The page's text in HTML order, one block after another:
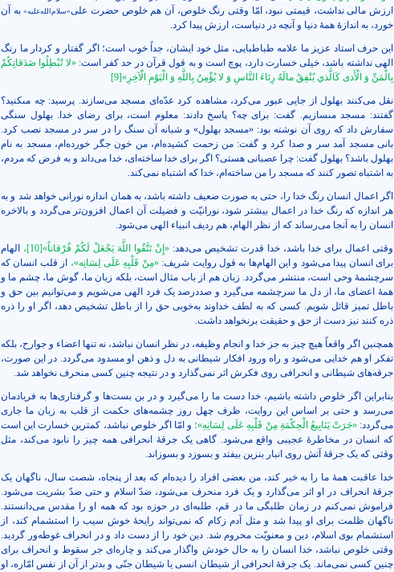
ارزش مالی نداشت، قیمتی نبود، امّا وقتی رنگ خلوص، آن هم خلوص حضرت علی«سلام‌الله‌علیه»به آن
‌خورد، به اندازۀ همۀ دنیا و آنچه در دنیاست، ارزش پیدا کرد.
این حرف استاد عزیز ما علامه طباطبایی، مثل خود ایشان، جداً خوب است؛ اگر گفتار و کردار ما رنگ
الهی نداشته باشد، خیلی خسارت دارد، پوچ است و به قول قرآن در حد کفر است: «لا تُبْطِلُوا صَدَقاتِكُمْ
بِالْمَنِّ وَ الْأَذى‏ كَالَّذي يُنْفِقُ مالَهُ رِئاءَ النَّاسِ وَ لا يُؤْمِنُ بِاللَّهِ وَ الْيَوْمِ الْآخِرِ»[9]
نقل می‌کنند بهلول از جایی عبور می‌کرد، مشاهده کرد عدّه‌ای مسجد می‌سازند. پرسيد: چه مى‏كنيد؟
گفتند: مسجد مى‏سازيم. گفت: براى چه؟ پاسخ دادند: معلوم است، براى رضاى خدا . بهلول سنگی
سفارش داد که روی آن نوشته بود: «مسجد بهلول» و شبانه آن سنگ را در سر در مسجد نصب کرد.
بانی مسجد آمد سر و صدا کرد و گفت: من زحمت کشیده‌ام، من خون جگر خورده‌ام، مسجد به نام
بهلول باشد؟ بهلول گفت: چرا عصبانی هستی؟ اگر برای خدا ساخته‌ای، خدا می‌داند و به فرض که مردم،
به اشتباه تصور کنند که مسجد را من ساخته‌ام، خدا که اشتباه نمی‌کند.
اگر اعمال انسان رنگ خدا را، حتی به ‌صورت ضعیف داشته باشد، به همان اندازه نورانی خواهد شد و به
هر اندازه که رنگ خدا در اعمال بیشتر شود، نورانیّت و فضیلت آن اعمال افزون‌تر می‌گردد و بالاخره
انسان را به آنجا می‌رساند که از نظر الهام، هم ردیف انبیاء الهی می‌شود.
وقتی اعمال برای خدا باشد، خدا قدرت تشخیص می‌دهد: «إِنْ تَتَّقُوا اللَّهَ يَجْعَلْ لَكُمْ فُرْقاناً»[10]،
الهام
برای انسان پیدا می‌شود و این الهام‌ها به قول روایت شریف: «مِنْ قَلْبِهِ عَلَى لِسَانِه»،
از قلب انسان که
سرچشمۀ وحی است، منتشر می‌گردد. زبان هم از باب مثال است، بلکه زبان ما، گوش ما، چشم ما و
همۀ اعضای ما، از دل ما سرچشمه می‌گیرد و صددرصد یک فرد الهی می‌شویم و می‌توانیم بین حق و
باطل تمیز قائل شویم. کسی که به لطف خداوند به‌خوبی حق را از باطل تشخیص دهد، اگر او را ذره
ذره کنند نیز دست از حق و حقیقت برنخواهد داشت.
همچنین اگر واقعاً هیچ چیز به جز خدا و انجام وظیفه، در نظر انسان نباشد، نه تنها اعضاء و جوارح، بلکه
تفکر او هم خدایی می‌شود و راه ورود افکار شیطانی به دل و ذهن او مسدود می‌گردد. در این صورت،
جرقه‌های شیطانی و انحرافی روی فکرش اثر نمی‌گذارد و در نتیجه چنین کسی منحرف نخواهد شد.
بنابراین اگر خلوص داشته باشیم، خدا دست ما را می‌گیرد و در بن بست‌ها و گرفتاری‌ها به فریادمان
می‌رسد و حتی بر اساس این روایت، ظرف چهل روز چشمه‌های حکمت از قلب به زبان ما جاری
می‌گردد: «جَرَتْ يَنَابِيعُ الْحِكْمَةِ مِنْ‏ قَلْبِهِ‏ عَلَى‏ لِسَانِهِ‏»؛ و امّا اگر خلوص نباشد، کمترین خسارت این است
که انسان در مخاطرۀ عجیبی واقع می‌شود. گاهی یک جرقۀ انحرافی همه چیز را نابود می‌کند، مثل
وقتی که یک جرقۀ آتش روی انبار بنزین بیفتد و بسوزد و بسوزاند.
خدا عاقبت همۀ ما را به خیر کند، من بعضی افراد را دیده‌ام که بعد از پنجاه، شصت سال، ناگهان یک
جرقۀ انحراف در او اثر می‌گذارد و یک فرد منحرف می‌شود، ضدّ اسلام و حتی ضدّ بشریت می‌شود.
فراموش نمی‌کنم در زمان طلبگی ما در قم، طلبه‌ای در حوزه بود که همه او را مقدس می‌دانستند.
ناگهان ظلمت برای او پیدا شد و مثل آدم زکام که نمی‌تواند رایحۀ خوش سیب را استشمام کند، از
استشمام بوی اسلام، دین و معنویّت محروم شد. دین خود را از دست داد و در انحراف غوطه‌ور گردید.
وقتی خلوص نباشد، خدا انسان را به حال خودش واگذار می‌کند و چاره‌ای جر سقوط و انحراف برای
چنین کسی نمی‌ماند. یک جرقۀ انحرافی از شیطان انسی یا شیطان جنّی و بدتر از آن از نفس‌ امّاره، او